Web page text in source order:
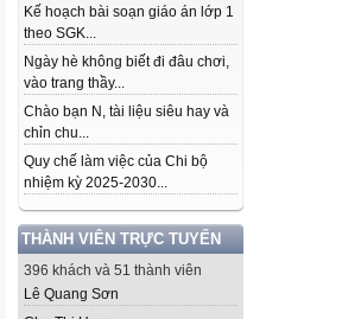
Kế hoạch bài soạn giáo án lớp 1
theo SGK...
Ngày hè không biết đi đâu chơi,
vào trang thầy...
Chào bạn N, tài liệu siêu hay và
chỉn chu...
Quy chế làm việc của Chi bộ
nhiệm kỳ 2025-2030...
THÀNH VIÊN TRỰC TUYẾN
396 khách và 51 thành viên
Lê Quang Sơn